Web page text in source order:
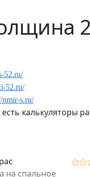
52.ru/
52.ru/
nmir-s.ru/
калькуляторы
на спальное